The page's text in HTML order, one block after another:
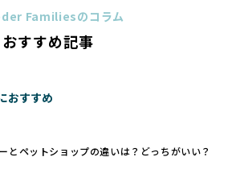
とどまっていることが問題です。こ
んの心身の福祉やブリーダーの責任
って選択の判断が難しい現状があり
掲載が許可されるサイトが多く、実
ーの姿勢が見えにくい点も課題で
、ブリーダーが記載する情報が主で
のケアの状況がわからないため、営
や断耳（耳を切る）が行われている
、ワンちゃんの身体的な負担が大き
されることで他の犬や人間との意思
した処置が禁止されている一方で、
場合があります。
祉を優先し、ワンちゃんの自然な姿
断耳を行いません。
Familiesのコラム
おすすめ記事
おすすめ
とペットショップの違いは？どっちがいい？